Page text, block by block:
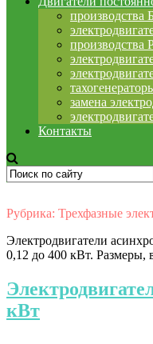
производства
производства
замена
Контакты
Рубрика: Трехфазные
Электродвигатели
0,12 до 400 кВт. Размеры,
кВт